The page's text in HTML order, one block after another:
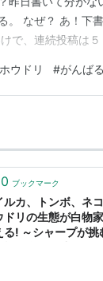
。 なぜ？ あ！下
で、連続投稿は
写真を毎日撮ろ
さっき投稿しまし
ウドリ #がんば
ブックマーク
ルカ、トンボ、ネ
ドリの生態が白物
る! ～シャープが挑